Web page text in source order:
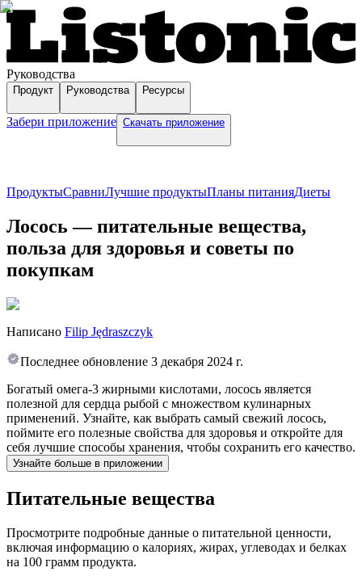
Руководства
Продукт Руководства Ресурсы
Забери приложение Скачать приложение
ПродуктыСравниЛучшие продуктыПланы питанияДиеты
Лосось — питательные вещества,
польза для здоровья и советы по
покупкам
Написано Filip Jędraszczyk
Последнее обновление 3 декабря 2024 г.
Богатый омега-3 жирными кислотами, лосось является
полезной для сердца рыбой с множеством кулинарных
применений. Узнайте, как выбрать самый свежий лосось,
поймите его полезные свойства для здоровья и откройте для
себя лучшие способы хранения, чтобы сохранить его качество.
Узнайте больше в приложении
Питательные вещества
Просмотрите подробные данные о питательной ценности,
включая информацию о калориях, жирах, углеводах и белках
на 100 грамм продукта.